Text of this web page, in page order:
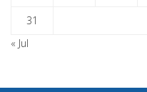
31
« Jul